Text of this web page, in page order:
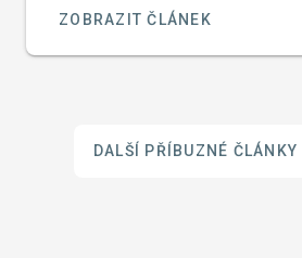
ZOBRAZIT ČLÁNEK
DALŠÍ PŘÍBUZNÉ ČLÁNKY